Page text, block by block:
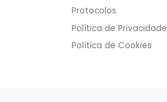
Protocolos
Política de Privacidade
Política de Cookies